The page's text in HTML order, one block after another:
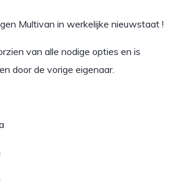
Multivan in werkelijke nieuwstaat !
van alle nodige opties en is
door de vorige eigenaar.